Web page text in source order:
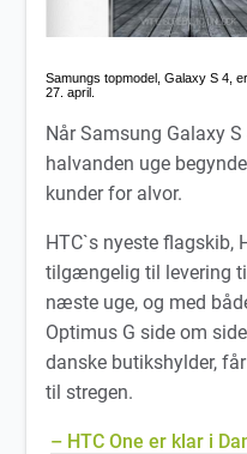
Samungs topmodel,Galaxy S 4 ,
27. april.
Når Samsung Galaxy
halvanden uge
kunder for alvor.
HTC`s nyeste flagskib,
tilgængelig til levering
næste uge, og med
Optimus G side om
danske butikshylder,
til stregen.
– HTC One er klar i